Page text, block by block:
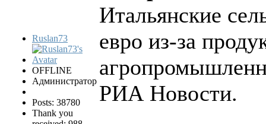
Ruslan73
OFFLINE
Администратор
Posts: 38780
Thank you
Итальянские
евро из-за
РИА Новости.